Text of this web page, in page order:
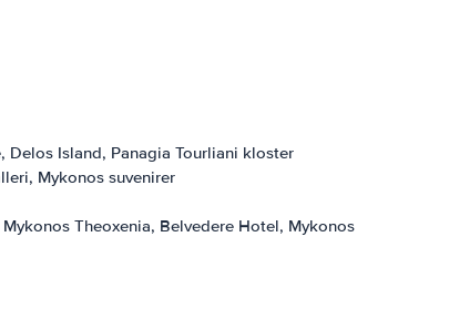
Delos Island, Panagia Tourliani kloster
Mykonos suvenirer
Theoxenia, Belvedere Hotel, Mykonos